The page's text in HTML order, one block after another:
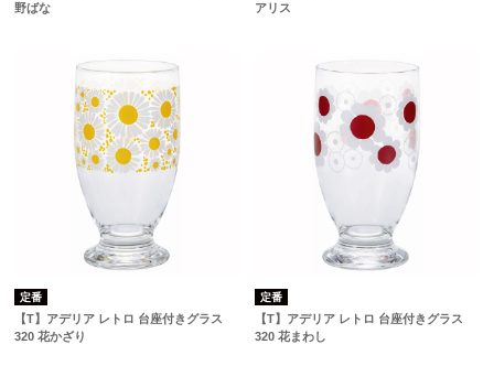
野ばな
アリス
定番
【T】アデリア レトロ 台座付きグラス
320 花かざり
定番
【T】アデリア レトロ 台座付きグラス
320 花まわし